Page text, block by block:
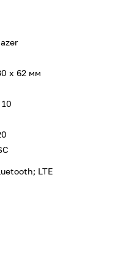
х 62 мм
LTE